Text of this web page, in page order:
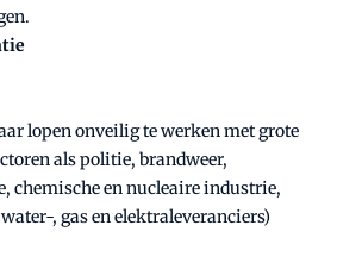
lopen onveilig te werken met grote
als politie, brandweer,
chemische en nucleaire industrie,
, gas en elektraleveranciers)